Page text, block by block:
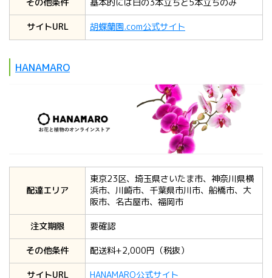
その他条件
基本的には白の3本立ちと5本立ちのみ
サイトURL
胡蝶蘭園.com公式サイト
HANAMARO
配達エリア
東京23区、埼玉県さいたま市、神奈川県横
浜市、川崎市、千葉県市川市、船橋市、大
阪市、名古屋市、福岡市
注文期限
要確認
その他条件
配送料+2,000円（税抜）
サイトURL
HANAMARO公式サイト